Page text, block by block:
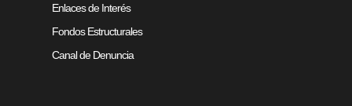
Enlaces de Interés
Fondos Estructurales
Canal de Denuncia